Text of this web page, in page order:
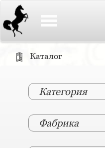
Каталог
Категория
Фабрика